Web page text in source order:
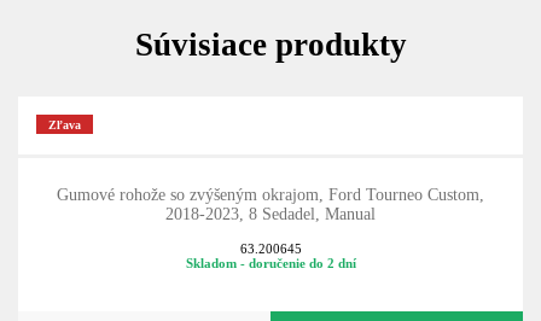
Súvisiace produkty
Zľava
Gumové rohože so zvýšeným okrajom, Ford Tourneo Custom,
2018-2023, 8 Sedadel, Manual
63.200645
Skladom - doručenie do 2 dní